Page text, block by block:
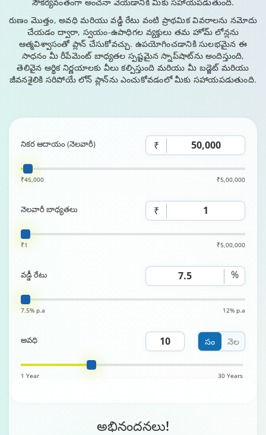
రుణం మొత్తం, అవధి మరియు వడ్డీ రేటు వంటి ప్రాథమిక వివరాలను నమోదు
చేయడం ద్వారా, స్వయం-ఉపాధిగల వ్యక్తులు తమ హోమ్ లోన్లను
ఆత్మవిశ్వాసంతో ప్లాన్ చేసుకోవచ్చు. ఉపయోగించడానికి సులభమైన ఈ
సాధనం మీ రీపేమెంట్ బాధ్యతల స్పష్టమైన స్నాప్‌షాట్‌ను అందిస్తుంది,
తెలివైన ఆర్థిక నిర్ణయాలకు వీలు కల్పిస్తుంది మరియు మీ బడ్జెట్ మరియు
జీవనశైలికి సరిపోయే లోన్ ప్లాన్‌ను ఎంచుకోవడంలో మీకు సహాయపడుతుంది.
నికర ఆదాయం (నెలవారీ) ₹
₹45,000 ₹5,00,000
నెలవారీ బాధ్యతలు ₹
₹1 ₹5,00,000
వడ్డీ రేటు %
7.5% p.a 12% p.a
సం నెల
అవధి
1 Year 30 Years
అభినందనలు!